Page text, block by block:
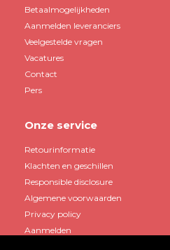
Betaalmogelijkheden
Aanmelden leveranciers
Veelgestelde vragen
Vacatures
Contact
Pers
Onze service
Retourinformatie
Klachten en geschillen
Responsible disclosure
Algemene voorwaarden
Privacy policy
Aanmelden